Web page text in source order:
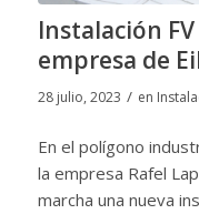
Instalación
empresa de
28 julio, 2023 / en
En el polígono
la empresa Rafel
marcha una nueva